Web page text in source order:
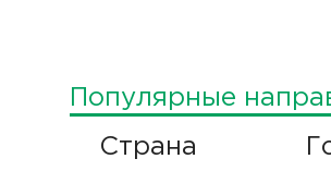
Популярные
Страна